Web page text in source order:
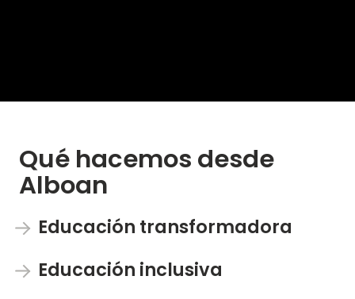
Qué hacemos desde
Alboan
Educación transformadora
Educación inclusiva